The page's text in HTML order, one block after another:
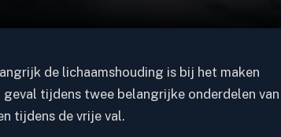
de lichaamshouding is bij het maken
tijdens twee belangrijke onderdelen van
tijdens de vrije val.